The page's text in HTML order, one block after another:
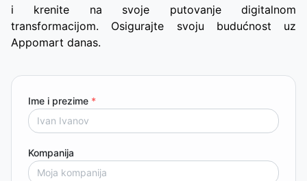
i krenite na svoje putovanje digitalnom
transformacijom. Osigurajte svoju budućnost uz
Appomart danas.
Ime i prezime *
Kompanija